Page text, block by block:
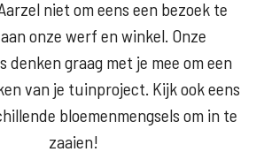
niet om eens een bezoek te
onze werf en winkel. Onze
denken graag met je mee om een
van je tuinproject. Kijk ook eens
bloemenmengsels om in te
zaaien!